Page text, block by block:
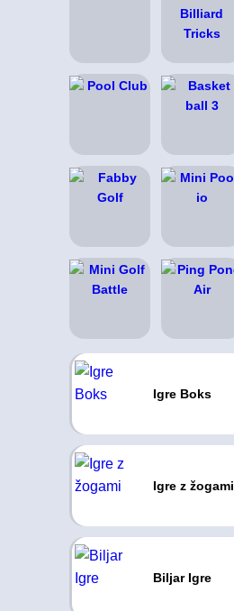
Igre Boks
Igre z žogami
Biljar Igre